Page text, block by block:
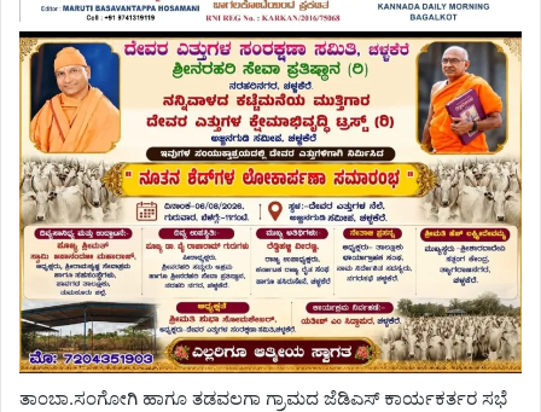
ತಾಂಬಾ.ಸಂಗೋಗಿ ಹಾಗೂ ತಡವಲಗಾ ಗ್ರಾಮದ ಜೆಡಿಎಸ್ ಕಾರ್ಯಕರ್ತರ ಸಭೆ